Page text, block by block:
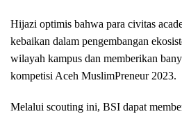
Hijazi optimis bahwa para civitas
kebaikan dalam pengembangan
wilayah kampus dan memberikan
kompetisi Aceh MuslimPreneur 2023.
Melalui scouting ini, BSI dapat